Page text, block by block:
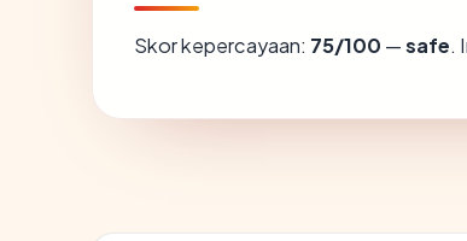
Skor kepercayaan: 75/100 —safe.